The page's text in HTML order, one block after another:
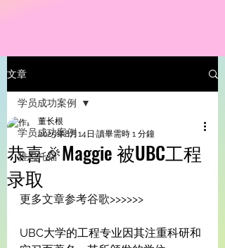
文章
学员成功案例
雅思托福
学员成功案例
恭喜🎉Maggie 被UBC工程
录取
董长根
2025年8月14日 讀畢需時 1 分鐘
更多文章参考谷歌>>>>>>
UBC大学的工程专业因其注重科研和